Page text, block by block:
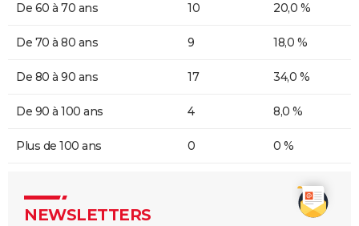
De 60 à 70 ans 10 20,0 %
De 70 à 80 ans 9 18,0 %
De 80 à 90 ans 17 34,0 %
De 90 à 100 ans 4 8,0 %
Plus de 100 ans 0 0 %
NEWSLETTERS